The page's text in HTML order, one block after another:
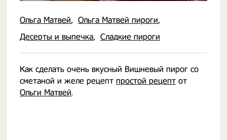
Ольга Матвей
Ольга Матвей пироги
Десерты и выпечка
Сладкие пироги
Как сделать очень вкусный Вишневый пирог со
сметаной и желе рецепт простой рецепт от
Ольги Матвей.